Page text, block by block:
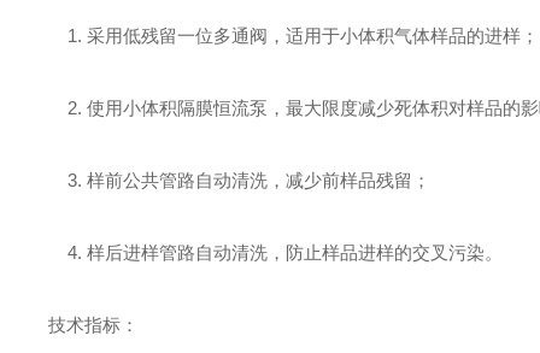
1. 采用低残留一位多通阀，适用于小体积气体样品的进样；
2. 使用小体积隔膜恒流泵，最大限度减少死体积对样品的
3. 样前公共管路自动清洗，减少前样品残留；
4. 样后进样管路自动清洗，防止样品进样的交叉污染。
技术指标：